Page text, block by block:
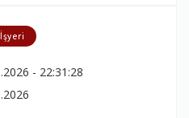
- 22:31:28